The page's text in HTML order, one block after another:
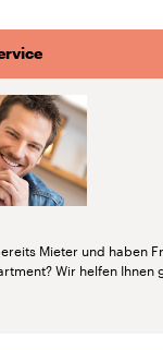
Mieter und haben
Wir helfen Ihnen